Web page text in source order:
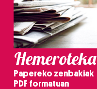
Hemeroteka
Papereko zenbakiak
PDF formatuan